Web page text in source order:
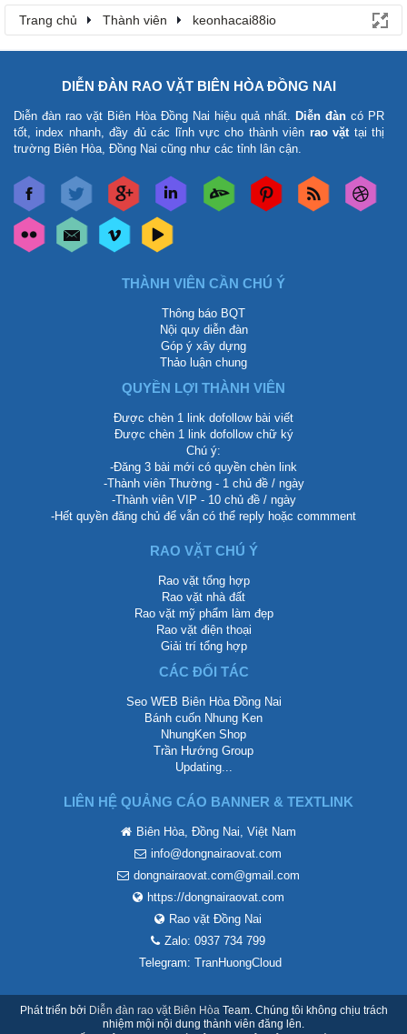
Trang chủ Thành viên keonhacai88io
DIỄN ĐÀN RAO VẶT BIÊN HÒA ĐỒNG NAI
Diễn đàn rao vặt Biên Hòa Đồng Nai hiệu quả nhất. Diễn đàn có PR
tốt, index nhanh, đầy đủ các lĩnh vực cho thành viên rao vặttại thị
trường Biên Hòa, Đồng Nai cũng như các tỉnh lân cận.
THÀNH VIÊN CẦN CHÚ Ý
Thông báo BQT
Nội quy diễn đàn
Góp ý xây dựng
Thảo luận chung
QUYỀN LỢI THÀNH VIÊN
Được chèn 1 link dofollow bài viết
Được chèn 1 link dofollow chữ ký
Chú ý:
-Đăng 3 bài mới có quyền chèn link
-Thành viên Thường - 1 chủ đề / ngày
-Thành viên VIP - 10 chủ đề / ngày
-Hết quyền đăng chủ để vẫn có thể reply hoặc commment
RAO VẶT CHÚ Ý
Rao vặt tổng hợp
Rao vặt nhà đất
Rao vặt mỹ phẩm làm đẹp
Rao vặt điện thoại
Giải trí tổng hợp
CÁC ĐỐI TÁC
Seo WEB Biên Hòa Đồng Nai
Bánh cuốn Nhung Ken
NhungKen Shop
Trần Hướng Group
Updating...
LIÊN HỆ QUẢNG CÁO BANNER & TEXTLINK
Biên Hòa, Đồng Nai, Việt Nam
info@dongnairaovat.com
dongnairaovat.com@gmail.com
https://dongnairaovat.com
Rao vặt Đồng Nai
Zalo: 0937 734 799
Telegram: TranHuongCloud
Phát triển bởi Diễn đàn rao vặt Biên HòaTeam. Chúng tôi không chịu trách
nhiệm mội nội dung thành viên đăng lên.